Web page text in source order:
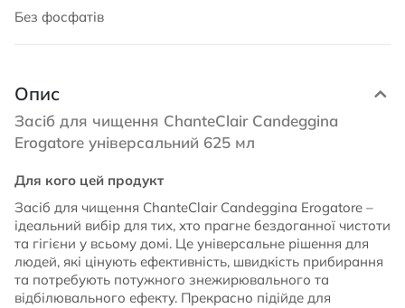
Без фосфатів
Опис
Засіб для чищення ChanteClair Candeggina
Erogatore універсальний 625 мл
Для кого цей продукт
Засіб для чищення ChanteClair Candeggina Erogatore –
ідеальний вибір для тих, хто прагне бездоганної чистоти
та гігієни у всьому домі. Це універсальне рішення для
людей, які цінують ефективність, швидкість прибирання
та потребують потужного знежирювального та
відбілювального ефекту. Прекрасно підійде для